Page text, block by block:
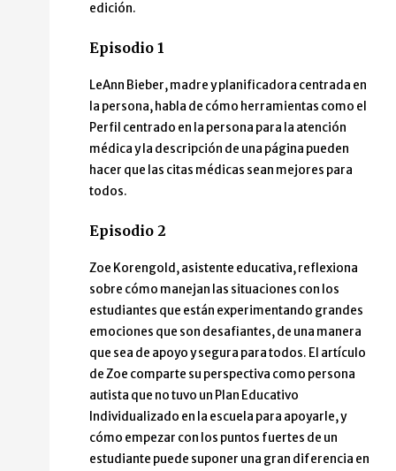
edición.
Episodio 1
LeAnn Bieber, madre y planificadora centrada en
la persona, habla de cómo herramientas como el
Perfil centrado en la persona para la atención
médica y la descripción de una página pueden
hacer que las citas médicas sean mejores para
todos.
Episodio 2
Zoe Korengold, asistente educativa, reflexiona
sobre cómo manejan las situaciones con los
estudiantes que están experimentando grandes
emociones que son desafiantes, de una manera
que sea de apoyo y segura para todos. El artículo
de Zoe comparte su perspectiva como persona
autista que no tuvo un Plan Educativo
Individualizado en la escuela para apoyarle, y
cómo empezar con los puntos fuertes de un
estudiante puede suponer una gran diferencia en